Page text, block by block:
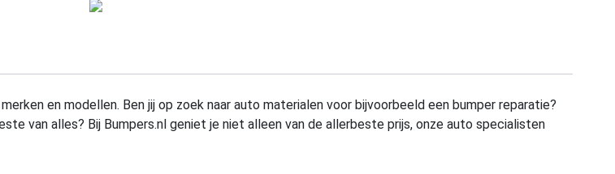
en modellen. Ben jij op zoek naar auto materialen voor bijvoorbeeld een bumper reparatie?
van alles? Bij Bumpers.nl geniet je niet alleen van de allerbeste prijs, onze auto specialisten